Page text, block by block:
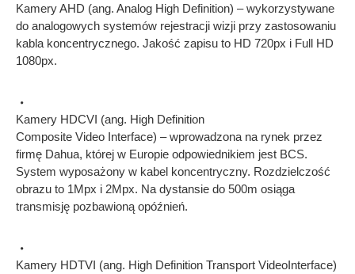
Kamery AHD (ang. Analog High Definition) – wykorzystywane
do analogowych systemów rejestracji wizji przy zastosowaniu
kabla koncentrycznego. Jakość zapisu to HD 720px i Full HD
1080px.
Kamery HDCVI (ang. High Definition
Composite Video Interface) – wprowadzona na rynek przez
firmę Dahua, której w Europie odpowiednikiem jest BCS.
System wyposażony w kabel koncentryczny. Rozdzielczość
obrazu to 1Mpx i 2Mpx. Na dystansie do 500m osiąga
transmisję pozbawioną opóźnień.
Kamery HDTVI (ang. High Definition Transport VideoInterface)